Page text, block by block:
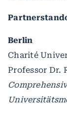
Berlin
Charité
Professor Dr.